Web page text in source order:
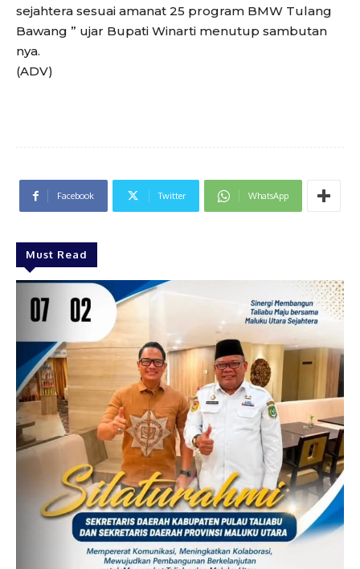
sejahtera sesuai amanat 25 program BMW Tulang
Bawang ” ujar Bupati Winarti menutup sambutan
nya.
(ADV)
Facebook Twitter WhatsApp
Must Read